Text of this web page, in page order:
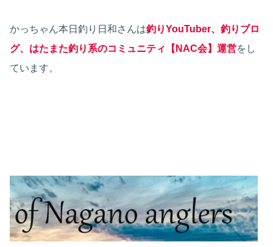
かっちゃん本日釣り日和さんは釣りYouTuber、釣りブロ
グ、はたまた釣り系のコミュニティ【NAC会】運営をし
ています。